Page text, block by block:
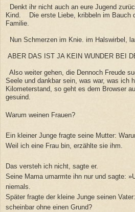
Denkt ihr nicht auch an eure Jugend
Kind. Die erste Liebe, kribbeln im Bauch
Familie.
Nun Schmerzen im Knie. im Halswirbel,
ABER DAS IST JA KEIN WUNDER BEI
Also weiter gehen, die Dennoch Freude
Seele und dankbar sein, was war, was ich
Kilometerstand, so geht es dem Browser
gesuind.
Warum weinen Frauen?
Ein kleiner Junge fragte seine Mutter:
Weil ich eine Frau bin, erzählte sie ihm.
Das versteh ich nicht, sagte er.
Seine Mama umarmte ihn nur und sagte:
niemals.
Später fragte der kleine Junge seinen
scheinbar ohne einen Grund?